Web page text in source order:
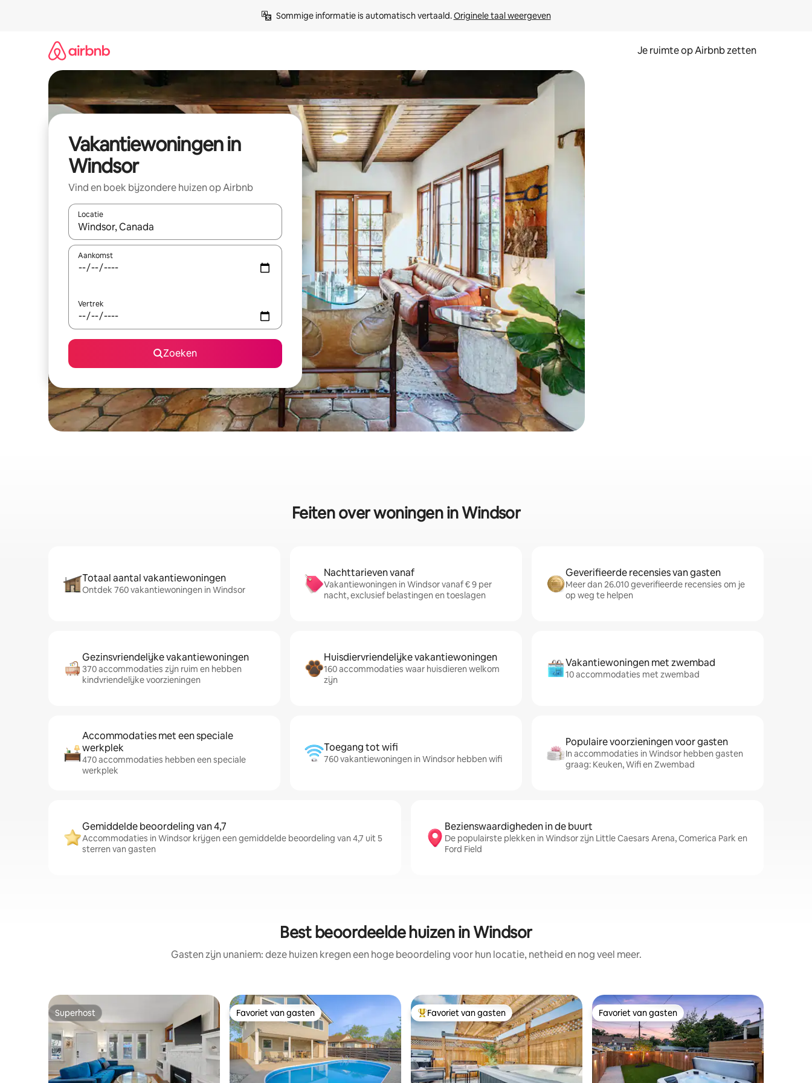
Sommige informatie is automatisch vertaald. Originele taal weergeven
Je ruimte op Airbnb zetten
Vakantiewoningen in
Windsor
Vind en boek bijzondere huizen op Airbnb
Locatie
Wanneer er suggesties beschikbaar zijn, maak je een keuze met je de pijltjestoetsen omhoog en omlaag, óf door te tikken of swipen.
Aankomst
Vertrek
Zoeken
Feiten over woningen in Windsor
Totaal aantal vakantiewoningen
Ontdek 760 vakantiewoningen in Windsor
Nachttarieven vanaf
Vakantiewoningen in Windsor vanaf € 9 per
nacht, exclusief belastingen en toeslagen
Geverifieerde recensies van gasten
Meer dan 26.010 geverifieerde recensies om je
op weg te helpen
Gezinsvriendelijke vakantiewoningen
370 accommodaties zijn ruim en hebben
kindvriendelijke voorzieningen
Huisdiervriendelijke vakantiewoningen
160 accommodaties waar huisdieren welkom
zijn
Vakantiewoningen met zwembad
10 accommodaties met zwembad
Accommodaties met een speciale
werkplek
470 accommodaties hebben een speciale
werkplek
Toegang tot wifi
760 vakantiewoningen in Windsor hebben wifi
Populaire voorzieningen voor gasten
In accommodaties in Windsor hebben gasten
graag: Keuken, Wifi en Zwembad
Gemiddelde beoordeling van 4,7
Accommodaties in Windsor krijgen een gemiddelde beoordeling van 4,7 uit 5
sterren van gasten
Bezienswaardigheden in de buurt
De populairste plekken in Windsor zijn Little Caesars Arena, Comerica Park en
Ford Field
Best beoordeelde huizen in Windsor
Gasten zijn unaniem: deze huizen kregen een hoge beoordeling voor hun locatie, netheid en nog veel meer.
Superhost
Superhost Favoriet van gasten
Favoriet van gasten Topfavoriet van gasten
Favoriet van gasten Favoriet van gasten
Favoriet van gasten